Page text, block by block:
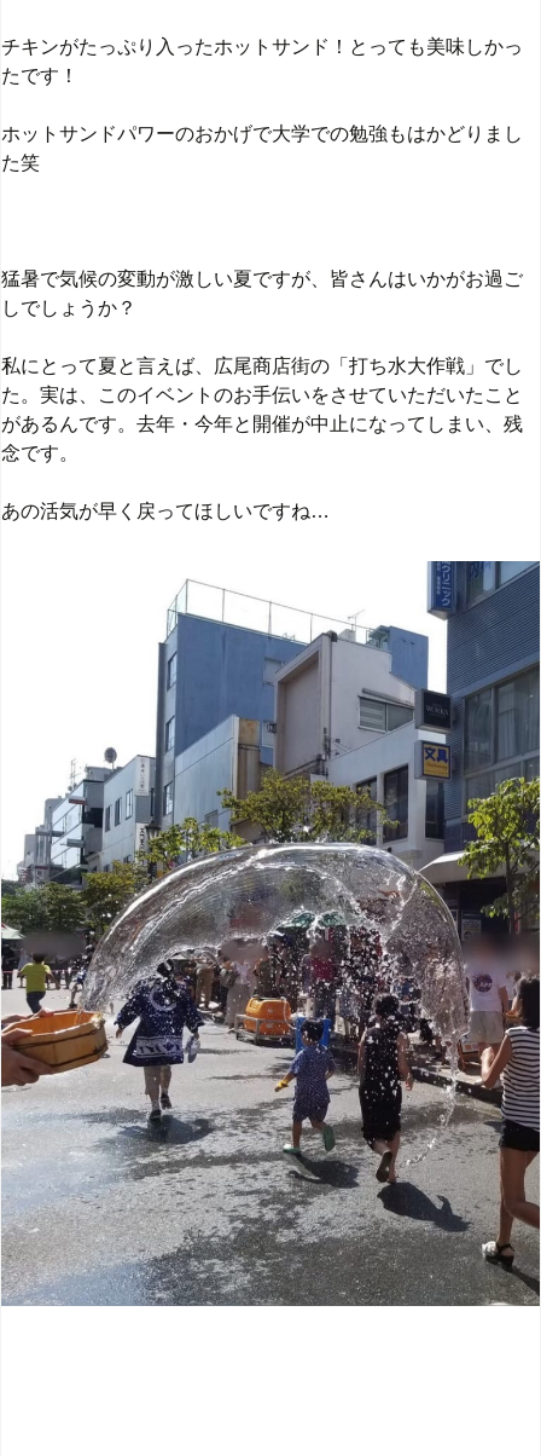
チキンがたっぷり入ったホットサンド！とっても美味しかっ
たです！
ホットサンドパワーのおかげで大学での勉強もはかどりまし
た笑
猛暑で気候の変動が激しい夏ですが、皆さんはいかがお過ご
しでしょうか？
私にとって夏と言えば、広尾商店街の「打ち水大作戦」でし
た。実は、このイベントのお手伝いをさせていただいたこと
があるんです。去年・今年と開催が中止になってしまい、残
念です。
あの活気が早く戻ってほしいですね…